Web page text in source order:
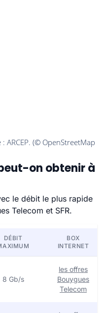
on obtenir à
le débit le plus rapide
Telecom et SFR.
DÉBIT
BOX
INTERNET
8 Gb/s
les offres
Bouygues
Telecom